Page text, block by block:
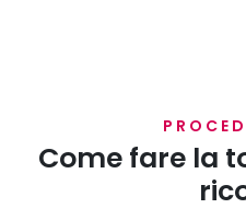
Come fare la